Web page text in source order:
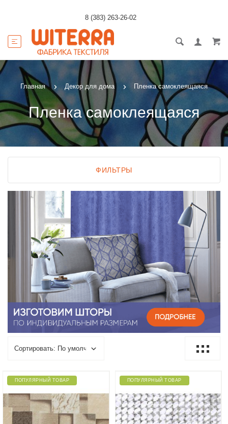
8 (383) 263-26-02
Главная Декор для дома Пленка самоклеящаяся
Пленка самоклеящаяся
ФИЛЬТРЫ
ПОПУЛЯРНЫЙ ТОВАР ПОПУЛЯРНЫЙ ТОВАР